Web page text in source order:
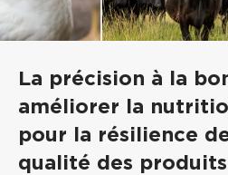
La précision à la
améliorer la
pour la résilience
qualité des produits